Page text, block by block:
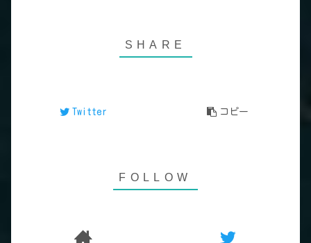
Twitter コピー